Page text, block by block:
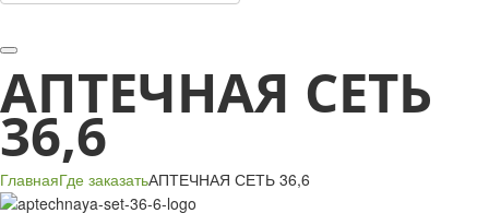
АПТЕЧНАЯ СЕТЬ
36,6
ГлавнаяГде заказатьАПТЕЧНАЯ СЕТЬ 36,6